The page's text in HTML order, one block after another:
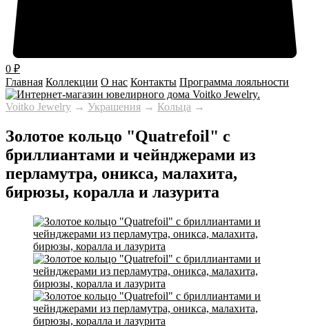
0 ₽
Главная Коллекции О нас Контакты Программа лояльности
Voitko Jewelry → Украшения → Кольца →
Золотое кольцо "Quatrefoil" с
бриллиантами и чейнджерами из
перламутра, оникса, малахита,
бирюзы, коралла и лазурита